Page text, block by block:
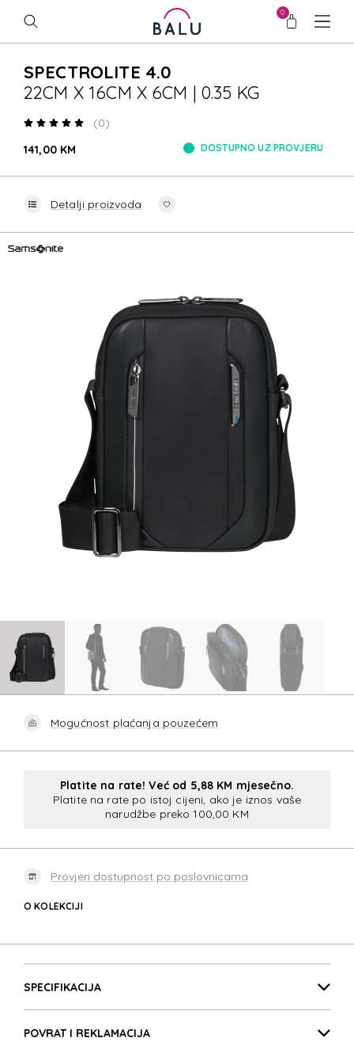
0
SPECTROLITE 4.0
22CM X 16CM X 6CM | 0.35 KG
(0)
141,00 KM
DOSTUPNO UZ PROVJERU
Detalji proizvoda
Mogućnost plaćanja pouzećem
Platite na rate! Već od 5,88 KM mjesečno.
Platite na rate po istoj cijeni, ako je iznos vaše
narudžbe preko 100,00 KM
Provjeri dostupnost po poslovnicama
O KOLEKCIJI
SPECIFIKACIJA
POVRAT I REKLAMACIJA
SPECTROLITE 4.0
SPECTROLITE 4.0